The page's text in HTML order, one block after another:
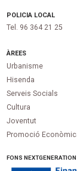
POLICIA LOCAL
Tel. 96 364 21 25
ÀREES
Urbanisme
Hisenda
Serveis Socials
Cultura
Joventut
Promoció
FONS NEXTGENERATION